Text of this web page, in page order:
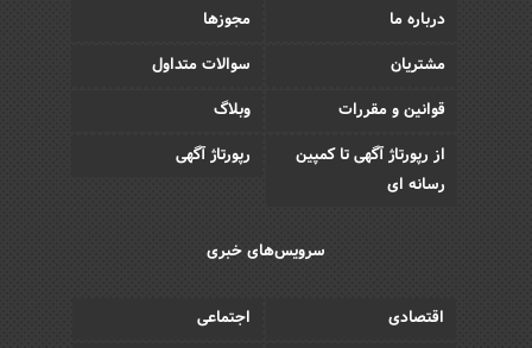
درباره ما
مجوزها
مشتریان
سوالات متداول
قوانین و مقررات
وبلاگ
از رپورتاژ آگهی تا کمپین
رسانه ای
رپورتاژ آگهی
سرویس‌های خبری
اقتصادی اجتماعی